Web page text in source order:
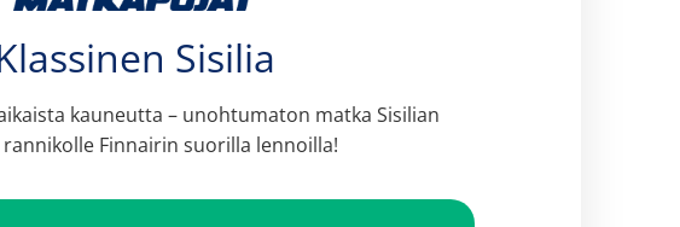
Sisilia
kauneutta – unohtumaton matka Sisilian
Finnairin suorilla lennoilla!